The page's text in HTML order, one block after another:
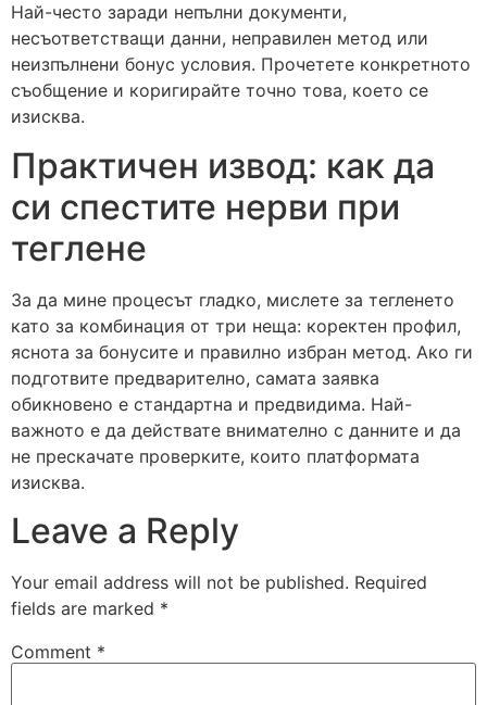
Най-често заради непълни документи,
несъответстващи данни, неправилен метод или
неизпълнени бонус условия. Прочетете конкретното
съобщение и коригирайте точно това, което се
изисква.
Практичен извод: как да
си спестите нерви при
теглене
За да мине процесът гладко, мислете за тегленето
като за комбинация от три неща: коректен профил,
яснота за бонусите и правилно избран метод. Ако ги
подготвите предварително, самата заявка
обикновено е стандартна и предвидима. Най-
важното е да действате внимателно с данните и да
не прескачате проверките, които платформата
изисква.
Leave a Reply
Your email address will not be published. Required
fields are marked *
Comment *